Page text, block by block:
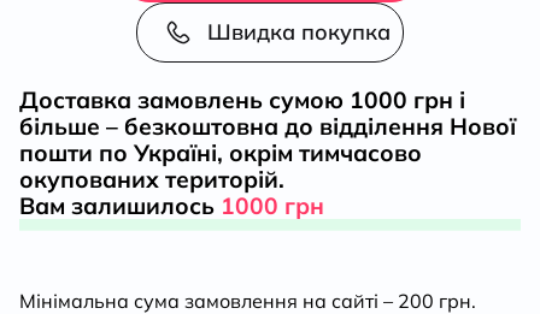
кількість
Швидка покупка
Доставка замовлень сумою 1000 грн і
більше – безкоштовна до відділення Нової
пошти по Україні, окрім тимчасово
окупованих територій.
Вам залишилось 1000 грн
Мінімальна сума замовлення на сайті – 200 грн.